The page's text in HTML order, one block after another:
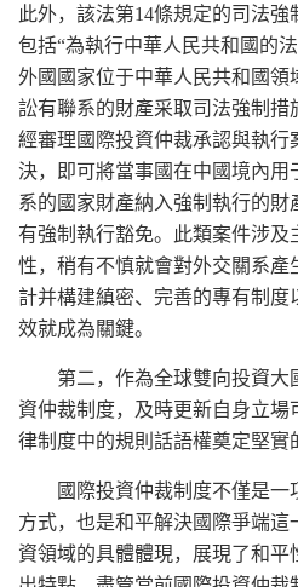
此外，該法第14條規定的司法強
包括“為執行中華人民共和國的
外國國家位于中華人民共和國
訟有聯系的財產采取司法強制措
經審理國際投資仲裁承認與執行
決，即可將當事國在中國境內
系的國家財產納入強制執行的
有強制執行豁免。此類案件涉及
性，稍有不慎就會對外交關系產
計并構建縝密、完善的專有制
效就成為關鍵。
第二，作為全球雙向投資
資仲裁制度，及時更新自身立
律制度中的規則話語權奠定堅實
國際投資仲裁制度不僅是
方式，也是和平解決國際爭端
資領域的具體體現，展現了和